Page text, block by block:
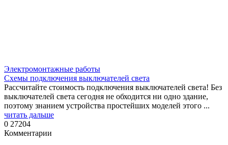
Электромонтажные работы
Схемы подключения выключателей света
Рассчитайте стоимость подключения выключателей света! Без
выключателей света сегодня не обходится ни одно здание,
поэтому знанием устройства простейших моделей этого ...
читать дальше
0 27204
Комментарии